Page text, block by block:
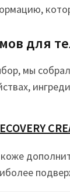
для
мы